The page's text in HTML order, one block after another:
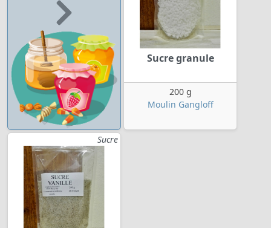
Sucre granule
200 g
Moulin Gangloff
Sucre